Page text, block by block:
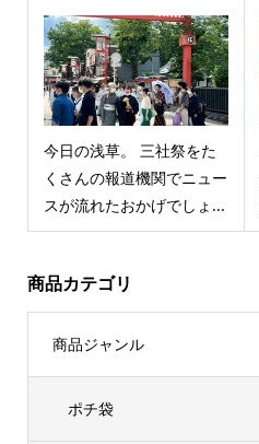
今日の浅草。 三社祭をた
くさんの報道機関でニュー
スが流れたおかげでしょ...
商品カテゴリ
商品ジャンル
ポチ袋